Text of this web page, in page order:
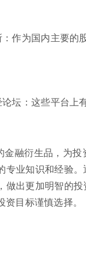
作为国内主要的
坛：这些平台上
金融衍生品，为
专业知识和经验
做出更加明智的
目标谨慎选择。